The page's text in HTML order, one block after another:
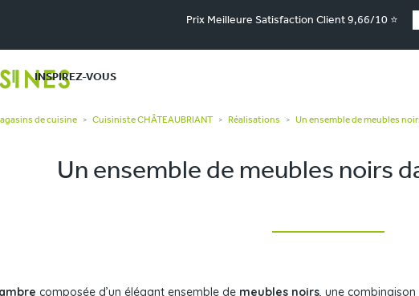
Prix Meilleure Satisfaction Client 9,66/10 ⭐
INSPIREZ-VOUS
de cuisine > Cuisiniste CHÂTEAUBRIANT > Réalisations > Un ensemble de meubles
Un ensemble de meubles noirs
composée d’un élégant ensemble de meubles noirs, une